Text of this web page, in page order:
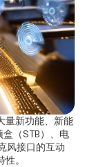
量新功能、新能
（STB）、电
风接口的互动
。